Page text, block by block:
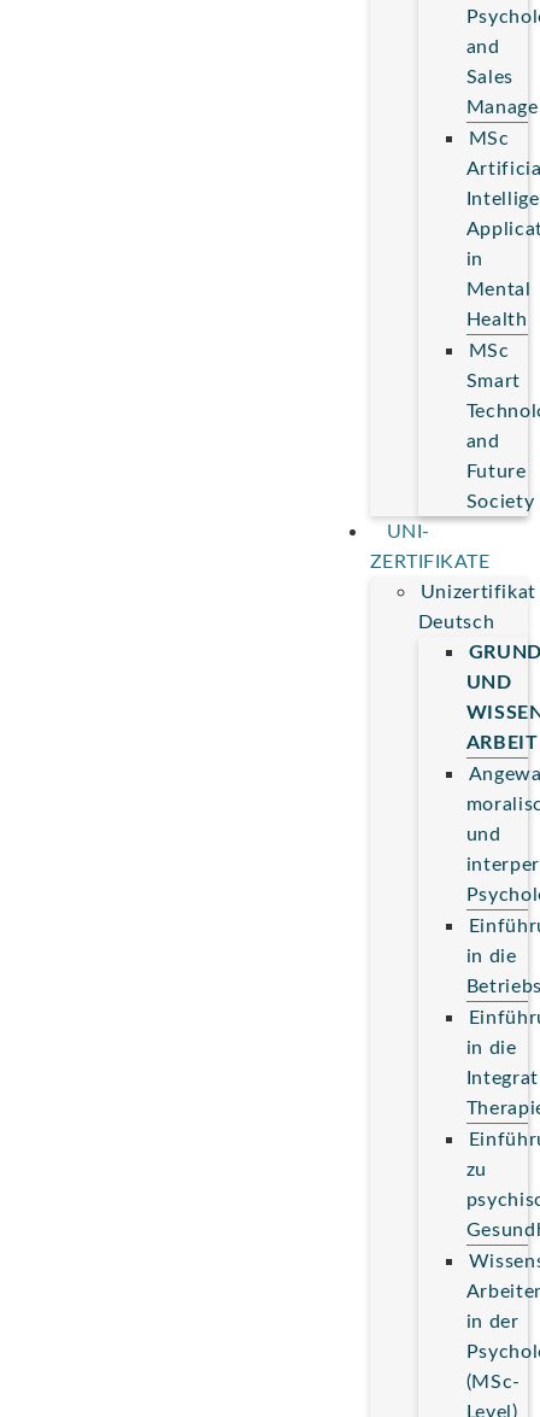
and
Sales
MSc
in
Mental
Health
MSc
Smart
and
Future
Society
UNI-
ZERTIFIKATE
Unizertifikat
Deutsch
UND
und
in die
in die
zu
in der
(MSc-
Level)